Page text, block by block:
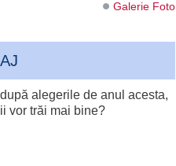
Galerie Foto
alegerile de anul acesta,
vor trăi mai bine?